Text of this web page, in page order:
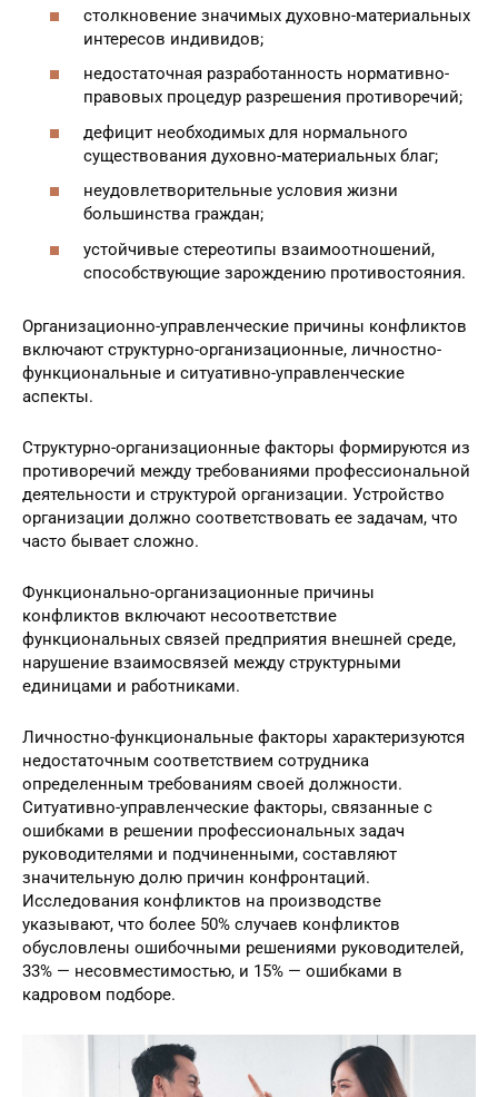
столкновение значимых духовно-материальных
интересов индивидов;
недостаточная разработанность нормативно-
правовых процедур разрешения противоречий;
дефицит необходимых для нормального
существования духовно-материальных благ;
неудовлетворительные условия жизни
большинства граждан;
устойчивые стереотипы взаимоотношений,
способствующие зарождению противостояния.
Организационно-управленческие причины конфликтов
включают структурно-организационные, личностно-
функциональные и ситуативно-управленческие
аспекты.
Структурно-организационные факторы формируются из
противоречий между требованиями профессиональной
деятельности и структурой организации. Устройство
организации должно соответствовать ее задачам, что
часто бывает сложно.
Функционально-организационные причины
конфликтов включают несоответствие
функциональных связей предприятия внешней среде,
нарушение взаимосвязей между структурными
единицами и работниками.
Личностно-функциональные факторы характеризуются
недостаточным соответствием сотрудника
определенным требованиям своей должности.
Ситуативно-управленческие факторы, связанные с
ошибками в решении профессиональных задач
руководителями и подчиненными, составляют
значительную долю причин конфронтаций.
Исследования конфликтов на производстве
указывают, что более 50% случаев конфликтов
обусловлены ошибочными решениями руководителей,
33% — несовместимостью, и 15% — ошибками в
кадровом подборе.